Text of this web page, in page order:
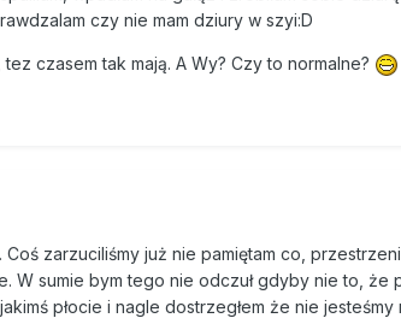
czy nie mam dziury w szyi:D
czasem tak mają. A Wy? Czy to normalne?
Coś zarzuciliśmy już nie pamiętam co,
W sumie bym tego nie odczuł gdyby nie to,
płocie i nagle dostrzegłem że nie